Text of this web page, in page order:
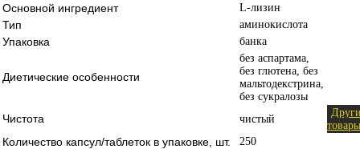
Основной ингредиент L-лизин
Тип аминокислота
Упаковка банка
Диетические особенности
без аспартама,
без глютена, без
мальтодекстрина,
без сукралозы
Чистота чистый
товары
Количество капсул/таблеток в упаковке, шт. 250